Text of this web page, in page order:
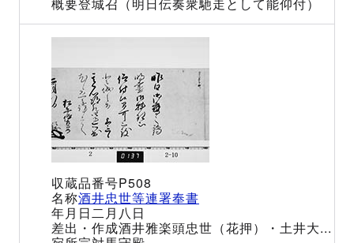
P508
酒井忠世等連署奉書
二月八日
酒井雅楽頭忠世（花押）・土井大...